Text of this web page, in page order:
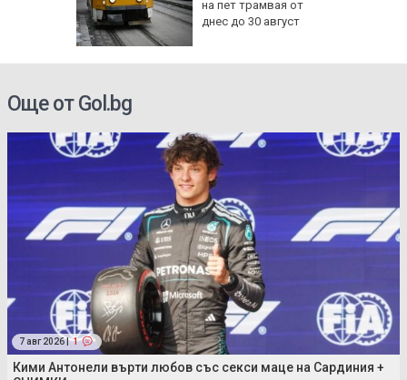
на пет трамвая от
днес до 30 август
Още от Gol.bg
7 авг 2026 | 1
Кими Антонели върти любов със секси маце на Сардиния +